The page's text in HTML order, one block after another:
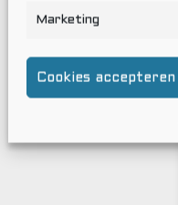
Marketing
Cookies accepteren